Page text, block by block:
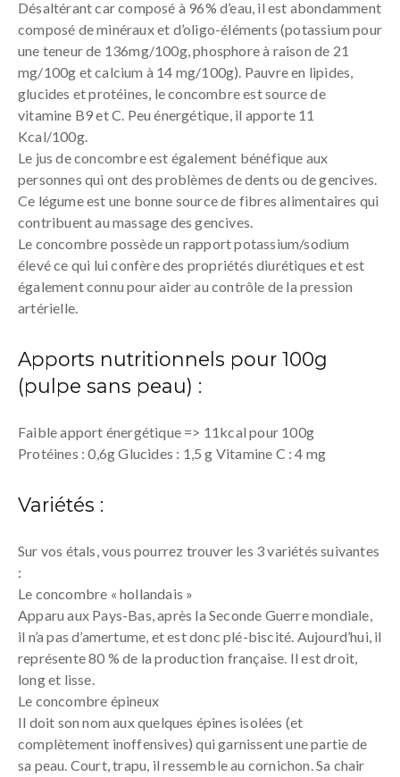
Désaltérant car composé à 96% d’eau, il est abondamment
composé de minéraux et d’oligo-éléments (potassium pour
une teneur de 136mg/100g, phosphore à raison de 21
mg/100g et calcium à 14 mg/100g). Pauvre en lipides,
glucides et protéines, le concombre est source de
vitamine B9 et C. Peu énergétique, il apporte 11
Kcal/100g.
Le jus de concombre est également bénéfique aux
personnes qui ont des problèmes de dents ou de gencives.
Ce légume est une bonne source de fibres alimentaires qui
contribuent au massage des gencives.
Le concombre possède un rapport potassium/sodium
élevé ce qui lui confère des propriétés diurétiques et est
également connu pour aider au contrôle de la pression
artérielle.
Apports nutritionnels pour 100g
(pulpe sans peau) :
Faible apport énergétique => 11kcal pour 100g
Protéines : 0,6g Glucides : 1,5 g Vitamine C : 4 mg
Variétés :
Sur vos étals, vous pourrez trouver les 3 variétés suivantes
:
Le concombre « hollandais »
Apparu aux Pays-Bas, après la Seconde Guerre mondiale,
il n’a pas d’amertume, et est donc plé-biscité. Aujourd’hui, il
représente 80 % de la production française. Il est droit,
long et lisse.
Le concombre épineux
Il doit son nom aux quelques épines isolées (et
complètement inoffensives) qui garnissent une partie de
sa peau. Court, trapu, il ressemble au cornichon. Sa chair